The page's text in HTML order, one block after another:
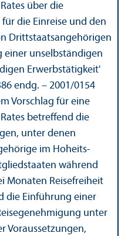
über die
die Einreise und den
Drittstaats­angehörigen
einer unselbständigen
Erwerbs­tätigkeit'
endg. – 2001/0154
Vorschlag für eine
betreffend die
unter denen
im Hoheits­
während
Monaten Reisefreiheit
die Einführung einer
unter
Voraussetzungen,